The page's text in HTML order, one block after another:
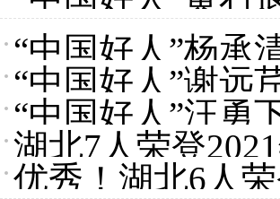
“中国好人”杨承
“中国好人”谢远
“中国好人”汪勇
好务
湖北7人荣登
优秀！湖北6人